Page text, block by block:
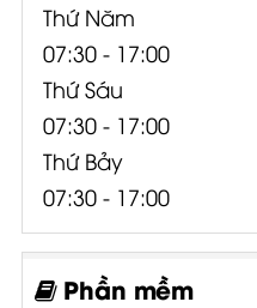
Thứ Năm
07:30 - 17:00
Thứ Sáu
07:30 - 17:00
Thứ Bảy
07:30 - 17:00
Phần mềm